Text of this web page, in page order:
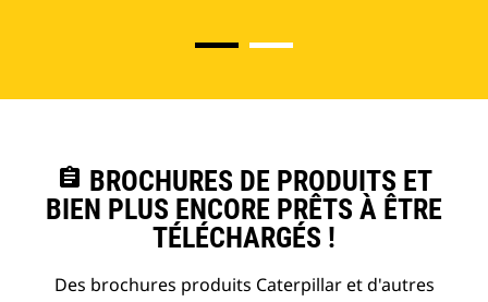
assignment BROCHURES DE PRODUITS ET
BIEN PLUS ENCORE PRÊTS À ÊTRE
TÉLÉCHARGÉS !
Des brochures produits Caterpillar et d'autres